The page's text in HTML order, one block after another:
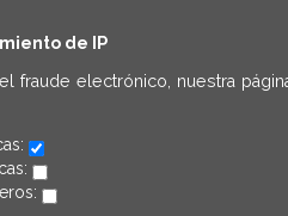
de IP
fraude electrónico, nuestra